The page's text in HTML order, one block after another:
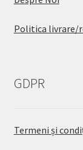
Politica livrare/
GDPR
Termeni și